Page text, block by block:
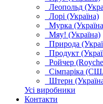
Леопольд
Лорі (Україна)
Мурка
Мяу! (Україна)
Природа
Продукт
Ройчер
Сімпаріка
Штерн
Усі виробники
Контакти